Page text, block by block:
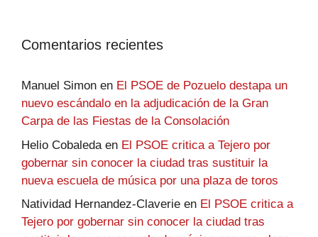
Comentarios recientes
Manuel Simon en El PSOE de Pozuelo destapa un
nuevo escándalo en la adjudicación de la Gran
Carpa de las Fiestas de la Consolación
Helio Cobaleda en El PSOE critica a Tejero por
gobernar sin conocer la ciudad tras sustituir la
nueva escuela de música por una plaza de toros
Natividad Hernandez-Claverie en El PSOE critica a
Tejero por gobernar sin conocer la ciudad tras